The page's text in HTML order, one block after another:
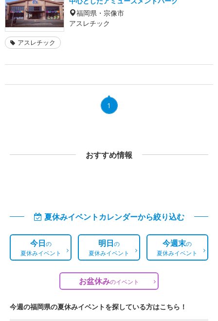
福岡県・宗像市
アスレチック
アスレチック
1
おすすめ情報
夏休みイベントカレンダーから絞り込む
今日の
夏休みイベント
明日の
夏休みイベント
今週末の
夏休みイベント
お盆休みのイベント
今週の福岡県の夏休みイベントを探している方はこちら！